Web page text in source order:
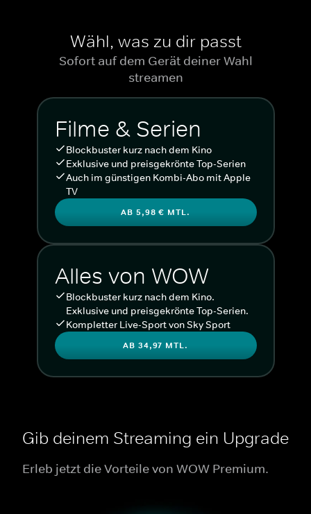
Wähl, was zu dir passt
Sofort auf dem Gerät deiner Wahl
streamen
Filme & Serien
Blockbuster kurz nach dem Kino
Exklusive und preisgekrönte Top-Serien
Auch im günstigen Kombi-Abo mit Apple
TV
AB 5,98 € MTL.
Alles von WOW
Blockbuster kurz nach dem Kino.
Exklusive und preisgekrönte Top-Serien.
Kompletter Live-Sport von Sky Sport
AB 34,97 MTL.
Gib deinem Streaming ein Upgrade
Erleb jetzt die Vorteile von WOW Premium.